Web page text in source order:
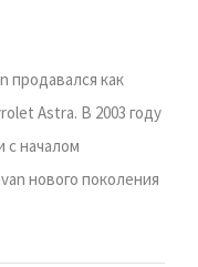
продавался как
Astra. В 2003 году
с началом
нового поколения